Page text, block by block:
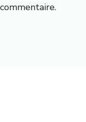
commentaire.